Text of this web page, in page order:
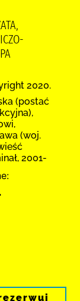
2020.
(postać
(woj.
2001-